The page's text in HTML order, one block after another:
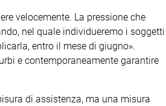
velocemente. La pressione che
nel quale individueremo i soggetti
entro il mese di giugno».
e contemporaneamente garantire
di assistenza, ma una misura